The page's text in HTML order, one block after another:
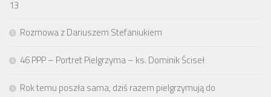
13
Rozmowa z Dariuszem Stefaniukiem
46 PPP – Portret Pielgrzyma – ks. Dominik Ściseł
Rok temu poszła sama, dziś razem pielgrzymują do